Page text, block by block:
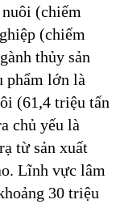
(chiếm
(chiếm
thủy sản
phẩm lớn là
(61,4 triệu tấn
chủ yếu là
từ sản xuất
Lĩnh vực lâm
30 triệu